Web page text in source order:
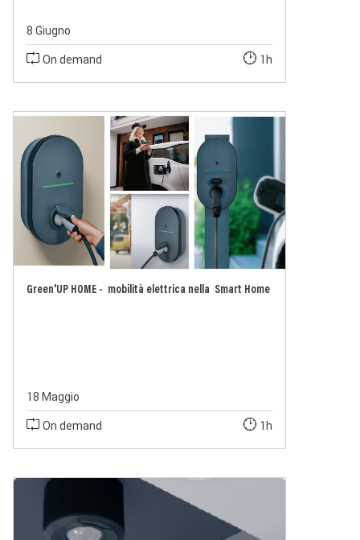
8 Giugno
On demand
1h
Green'UP HOME - mobilità elettrica nella Smart Home
18 Maggio
On demand
1h